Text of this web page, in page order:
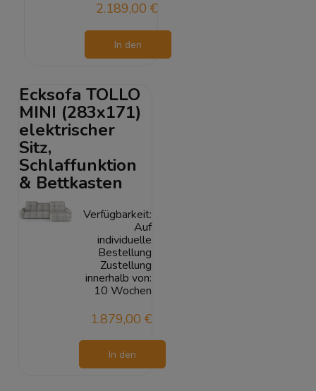
2.189,00 €
In den
Ecksofa TOLLO
MINI (283x171)
elektrischer
Sitz,
Schlaffunktion
& Bettkasten
Verfügbarkeit:
Auf
individuelle
Bestellung
Zustellung
innerhalb von:
10 Wochen
1.879,00 €
In den